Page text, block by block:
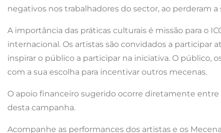
negativos nos trabalhadores do sector, ao perderam
A importância das práticas culturais é missão para o
internacional. Os artistas são convidados a participar
inspirar o público a participar na iniciativa. O
com a sua escolha para incentivar outros mecenas.
O apoio financeiro sugerido ocorre diretamente
desta campanha.
Acompanhe as performances dos artistas e os